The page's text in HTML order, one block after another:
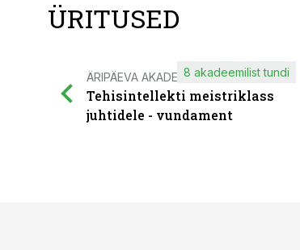
ÜRITUSED
ÄRIPÄEVA AKADEEMIA
Tehisintellekti meistriklass
juhtidele - vundament
8 akadeemilist tundi